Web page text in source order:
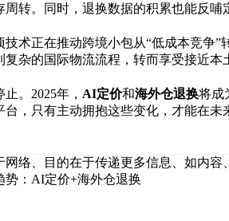
转。同时，退换数据的积累也能反
术正在推动跨境小包从“低成本竞争
杂的国际物流流程，转而享受接近本
。2025年， AI定价和海外仓退换将成
，只有主动拥抱这些变化，才能在未
络、目的在于传递更多信息、如内容
势：AI定价+海外仓退换